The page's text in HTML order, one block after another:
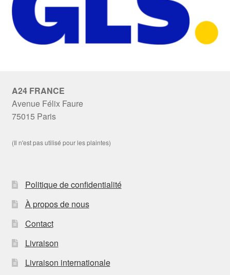
A24 FRANCE
Avenue Félix Faure
75015 Paris
(Il n'est pas utilisé pour les plaintes)
Politique de confidentialité
À propos de nous
Contact
Livraison
Livraison internationale